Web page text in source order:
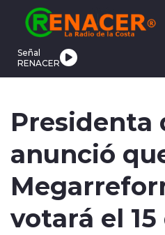
Click acá para ir
Señal
RENACER
modo claro
Presidenta
anunció
votará el